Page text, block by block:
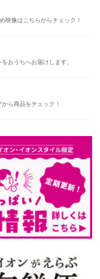
映像はこちらからチェック！
おうちへお届けします。
ら商品をチェック！